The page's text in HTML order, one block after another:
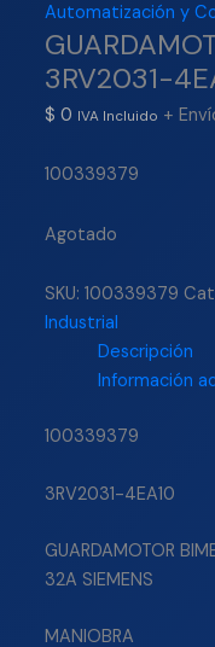
Automatización y
3RV2031-
$ 0 IVA Incluido +
100339379
Agotado
SKU:100339379
Industrial
Descripción
Información
100339379
3RV2031-4EA10
GUARDAMOTOR
32A SIEMENS
MANIOBRA